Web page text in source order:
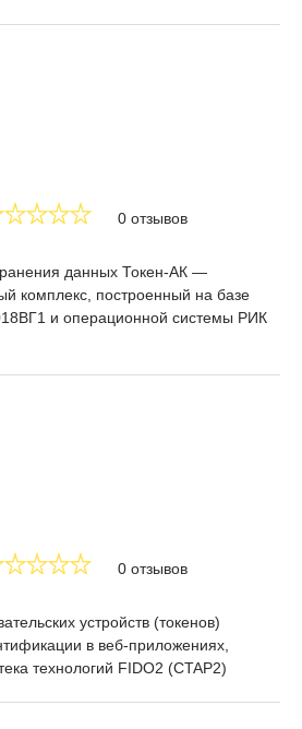
0 отзывов
данных Токен-АК —
комплекс, построенный на базе
и операционной системы РИК
0 отзывов
устройств (токенов)
в веб-приложениях,
технологий FIDO2 (CTAP2)